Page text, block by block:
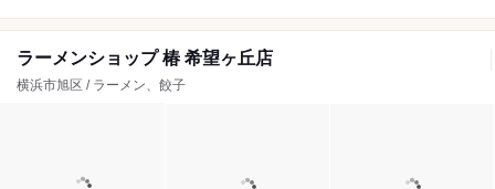
ラーメンショップ 椿 希望ヶ丘店
横浜市旭区 / ラーメン、餃子